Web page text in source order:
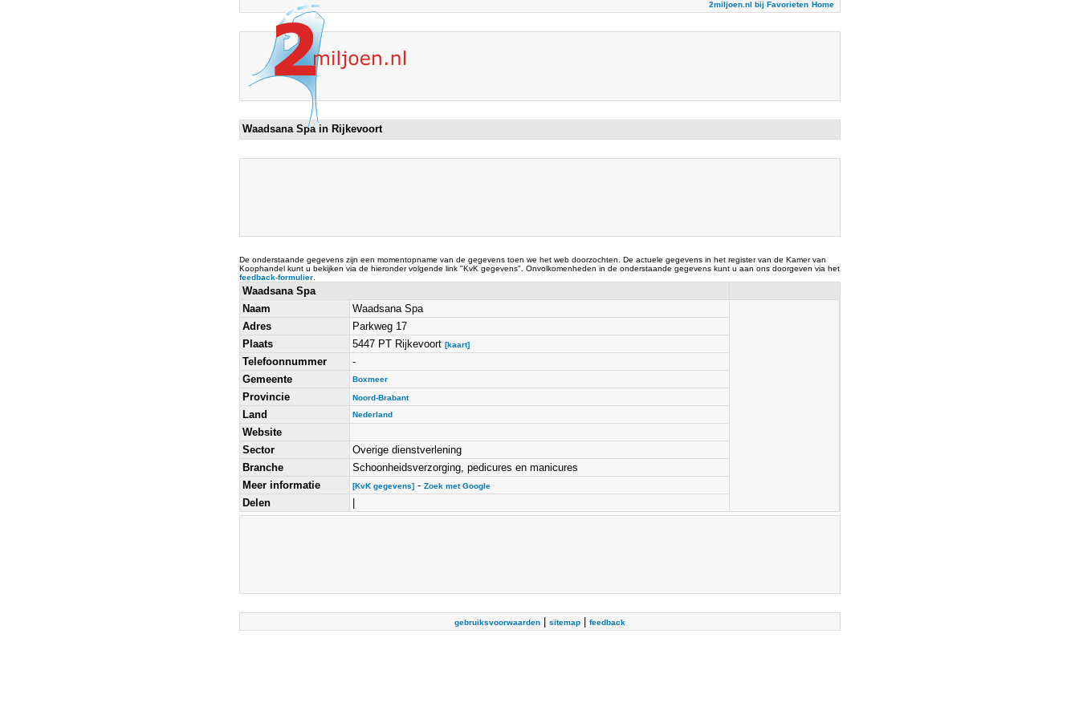
2miljoen.nl bij Favorieten Home
Waadsana Spa in Rijkevoort
De onderstaande gegevens zijn een momentopname van de gegevens toen we het web doorzochten. De actuele gegevens in het register van de Kamer van
Koophandel kunt u bekijken via de hieronder volgende link "KvK gegevens". Onvolkomenheden in de onderstaande gegevens kunt u aan ons doorgeven via het
feedback-formulier.
Waadsana Spa
Naam
Waadsana Spa
Adres
Parkweg 17
Plaats
5447 PT Rijkevoort [kaart]
Telefoonnummer
-
Gemeente
Boxmeer
Provincie Noord-Brabant
Land Nederland
Website
Sector
Overige dienstverlening
Branche
Schoonheidsverzorging, pedicures en manicures
Meer informatie
[KvK gegevens]- Zoek met Google
Delen
gebruiksvoorwaarden| sitemap| feedback